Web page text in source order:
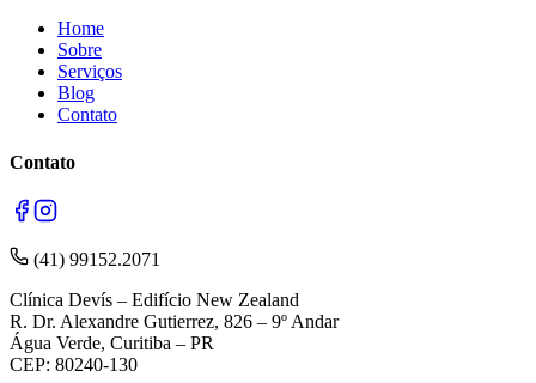
Home
Sobre
Serviços
Blog
Contato
Contato
(41) 99152.2071
Clínica Devís – Edifício New Zealand
R. Dr. Alexandre Gutierrez, 826 – 9º Andar
Água Verde, Curitiba – PR
CEP: 80240-130